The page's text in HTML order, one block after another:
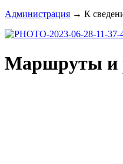
Администрация → К
Маршруты и